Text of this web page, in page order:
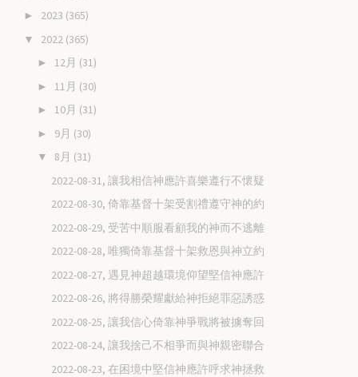
► 2023 (365)
▼ 2022 (365)
► 12月 (31)
► 11月 (30)
► 10月 (31)
► 9月 (30)
▼ 8月 (31)
2022-08-31, 讓我相信神應許喜樂遵行不懷疑
2022-08-30, 倚靠基督十架受割禮遵守神的約
2022-08-29, 受苦中順服看顧我的神而不逃離
2022-08-28, 唯獨倚靠基督十架救恩與神立約
2022-08-27, 遇見神超越環境仰望堅信神應許
2022-08-26, 將得勝榮耀獻給神拒絕罪惡誘惑
2022-08-25, 讓我信心倚靠神爭戰將被擄奪回
2022-08-24, 讓我捨己不相爭而與神親密聯合
2022-08-23, 在困境中堅信神應許呼求神拯救